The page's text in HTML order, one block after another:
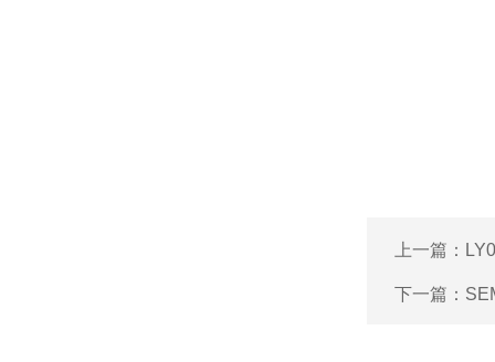
上一篇：
下一篇：